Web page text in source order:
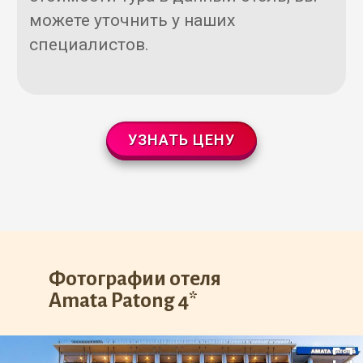
можете уточнить у наших
специалистов.
УЗНАТЬ ЦЕНУ
Фотографии отеля
Amata Patong 4*